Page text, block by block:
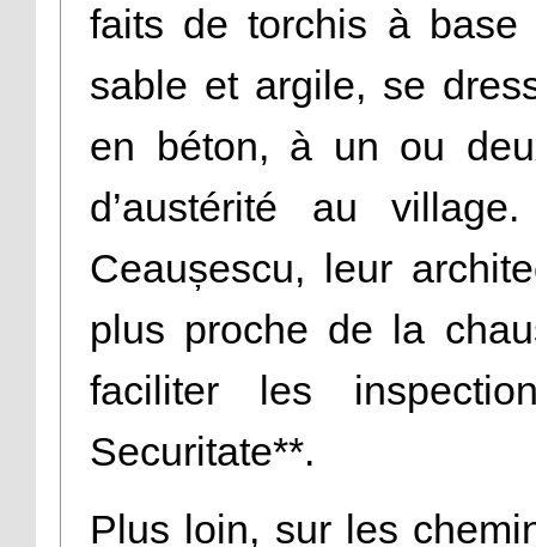
faits de torchis à
sable et argile, se
en béton, à un ou
d’austérité au
Ceaușescu, leur
plus proche de la
faciliter les
Securitate**.
Plus loin, sur les